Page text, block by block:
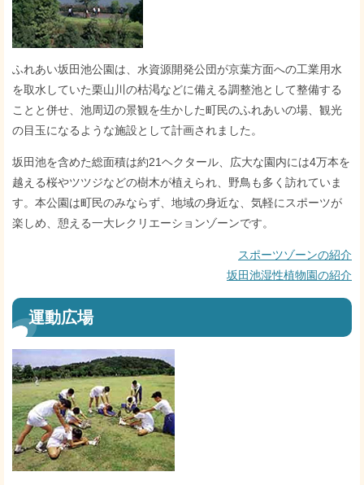
ふれあい坂田池公園は、水資源開発公団が京葉方面への工業用水
を取水していた栗山川の枯渇などに備える調整池として整備する
ことと併せ、池周辺の景観を生かした町民のふれあいの場、観光
の目玉になるような施設として計画されました。
坂田池を含めた総面積は約21ヘクタール、広大な園内には4万本を
越える桜やツツジなどの樹木が植えられ、野鳥も多く訪れていま
す。本公園は町民のみならず、地域の身近な、気軽にスポーツが
楽しめ、憩える一大レクリエーションゾーンです。
スポーツゾーンの紹介
坂田池湿性植物園の紹介
運動広場